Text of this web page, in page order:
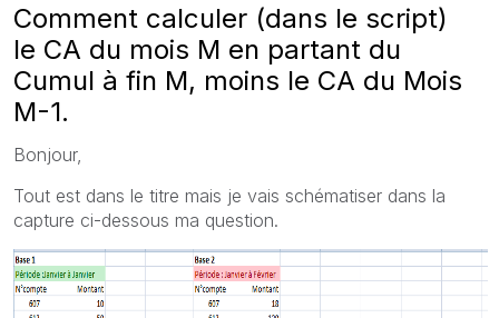
Comment calculer (dans le script)
le CA du mois M en partant du
Cumul à fin M, moins le CA du Mois
M-1.
Bonjour,
Tout est dans le titre mais je vais schématiser dans la
capture ci-dessous ma question.